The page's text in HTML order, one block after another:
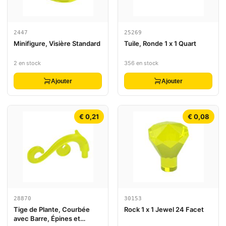
2447
Minifigure, Visière Standard
2 en stock
Ajouter
25269
Tuile, Ronde 1 x 1 Quart
356 en stock
Ajouter
€ 0,21
28870
Tige de Plante, Courbée
avec Barre, Épines et
€ 0,08
30153
Rock 1 x 1 Jewel 24 Facet